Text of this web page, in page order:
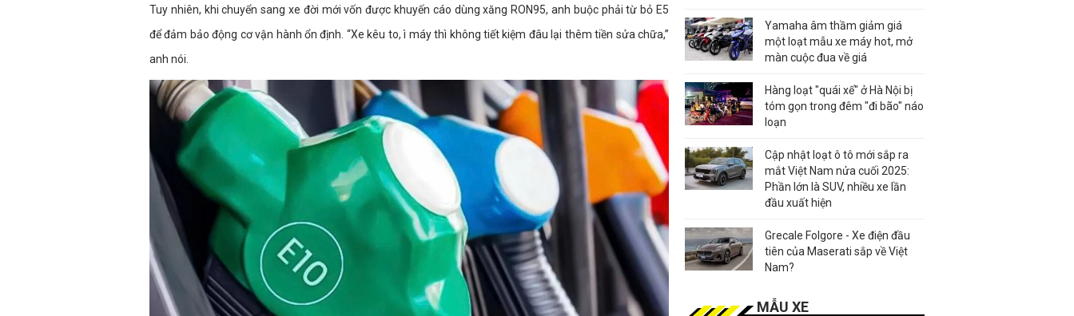
Tuy nhiên, khi chuyển sang xe đời mới vốn được khuyến cáo dùng xăng RON95, anh buộc phải từ bỏ E5
để đảm bảo động cơ vận hành ổn định. “Xe kêu to, ì máy thì không tiết kiệm đâu lại thêm tiền sửa chữa,”
anh nói.
Yamaha âm thầm giảm giá
một loạt mẫu xe máy hot, mở
màn cuộc đua về giá
Hàng loạt "quái xế" ở Hà Nội bị
tóm gọn trong đêm "đi bão" náo
loạn
Cập nhật loạt ô tô mới sắp ra
mắt Việt Nam nửa cuối 2025:
Phần lớn là SUV, nhiều xe lần
đầu xuất hiện
Grecale Folgore - Xe điện đầu
tiên của Maserati sắp về Việt
Nam?
MẪU XE